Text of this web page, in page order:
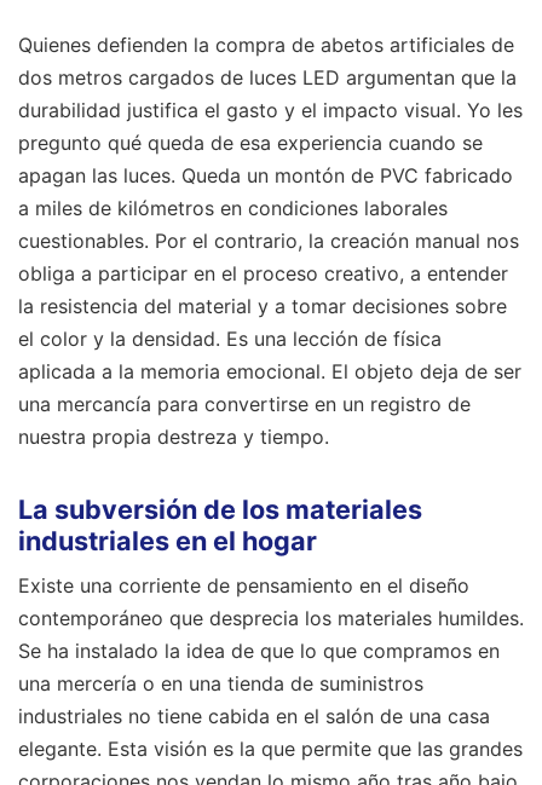
Quienes defienden la compra de abetos artificiales de
dos metros cargados de luces LED argumentan que la
durabilidad justifica el gasto y el impacto visual. Yo les
pregunto qué queda de esa experiencia cuando se
apagan las luces. Queda un montón de PVC fabricado
a miles de kilómetros en condiciones laborales
cuestionables. Por el contrario, la creación manual nos
obliga a participar en el proceso creativo, a entender
la resistencia del material y a tomar decisiones sobre
el color y la densidad. Es una lección de física
aplicada a la memoria emocional. El objeto deja de ser
una mercancía para convertirse en un registro de
nuestra propia destreza y tiempo.
La subversión de los materiales
industriales en el hogar
Existe una corriente de pensamiento en el diseño
contemporáneo que desprecia los materiales humildes.
Se ha instalado la idea de que lo que compramos en
una mercería o en una tienda de suministros
industriales no tiene cabida en el salón de una casa
elegante. Esta visión es la que permite que las grandes